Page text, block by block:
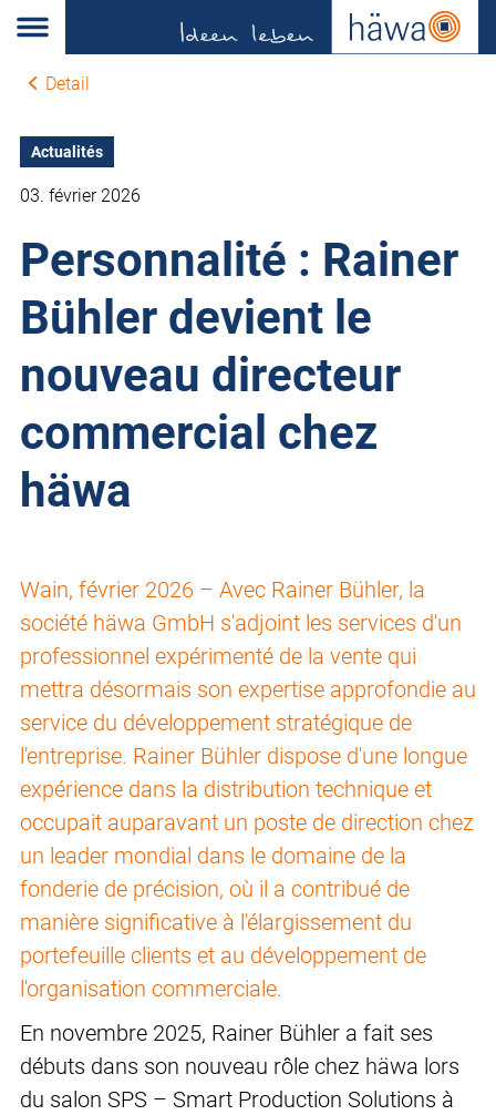
Detail
Actualités
03. février 2026
Personnalité : Rainer
Bühler devient le
nouveau directeur
commercial chez
häwa
Wain, février 2026 – Avec Rainer Bühler, la
société häwa GmbH s'adjoint les services d'un
professionnel expérimenté de la vente qui
mettra désormais son expertise approfondie au
service du développement stratégique de
l'entreprise. Rainer Bühler dispose d'une longue
expérience dans la distribution technique et
occupait auparavant un poste de direction chez
un leader mondial dans le domaine de la
fonderie de précision, où il a contribué de
manière significative à l'élargissement du
portefeuille clients et au développement de
l'organisation commerciale.
En novembre 2025, Rainer Bühler a fait ses
débuts dans son nouveau rôle chez häwa lors
du salon SPS – Smart Production Solutions à